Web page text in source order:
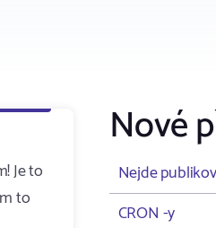
Je to
to
Nové
Nejde
CRON -y